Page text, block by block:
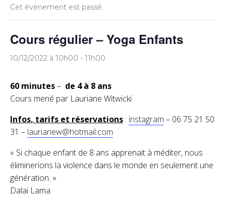
Cet évènement est passé.
Cours régulier – Yoga Enfants
10/12/2022 à 10h00 - 11h00
60 minutes– de 4 à 8 ans
Cours mené par Lauriane Witwicki
Infos, tarifs et réservations : instagram – 06 75 21 50
31 – laurianew@hotmail.com
« Si chaque enfant de 8 ans apprenait à méditer, nous
éliminerions la violence dans le monde en seulement une
génération. »
Dalaï Lama